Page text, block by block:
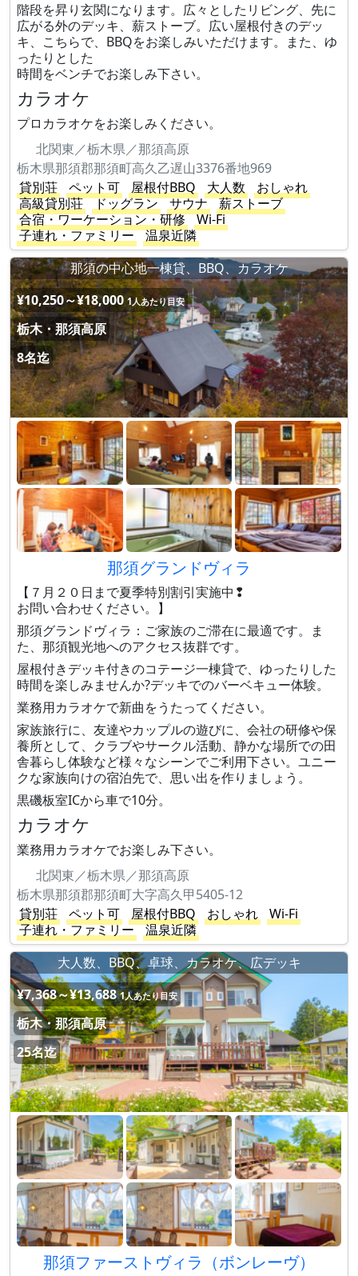
階段を昇り玄関になります。広々としたリビング、先に
広がる外のデッキ、薪ストーブ。広い屋根付きのデッ
キ、こちらで、BBQをお楽しみいただけます。また、ゆ
ったりとした
時間をベンチでお楽しみ下さい。
カラオケ
プロカラオケをお楽しみください。
北関東／栃木県／那須高原
栃木県那須郡那須町高久乙遅山3376番地969
貸別荘
ペット可 屋根付BBQ 大人数
おしゃれ
高級貸別荘
ドッグラン サウナ
薪ストーブ
合宿・ワーケーション・研修
Wi-Fi
子連れ・ファミリー
温泉近隣
那須の中心地一棟貸、BBQ、カラオケ
¥10,250～¥18,000 1人あたり目安
栃木・那須高原
8名迄
那須グランドヴィラ
【７月２０日まで夏季特別割引実施中❢
お問い合わせください。】
那須グランドヴィラ：ご家族のご滞在に最適です。ま
た、那須観光地へのアクセス抜群です。
屋根付きデッキ付きのコテージ一棟貸で、ゆったりした
時間を楽しみませんか?デッキでのバーベキュー体験。
業務用カラオケで新曲をうたってください。
家族旅行に、友達やカップルの遊びに、会社の研修や保
養所として、クラブやサークル活動、静かな場所での田
舎暮らし体験など様々なシーンでご利用下さい。ユニー
クな家族向けの宿泊先で、思い出を作りましょう。
黒磯板室ICから車で10分。
カラオケ
業務用カラオケでお楽しみ下さい。
北関東／栃木県／那須高原
栃木県那須郡那須町大字高久甲5405-12
貸別荘
ペット可 屋根付BBQ おしゃれ
Wi-Fi
子連れ・ファミリー
温泉近隣
大人数、BBQ、卓球、カラオケ、広デッキ
¥7,368～¥13,688 1人あたり目安
栃木・那須高原
25名迄
那須ファーストヴィラ（ボンレーヴ）